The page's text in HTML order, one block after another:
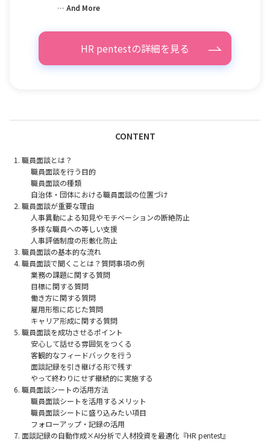
… And More
HR pentestの詳細を見る
CONTENT
職員面談とは？
職員面談を行う目的
職員面談の種類
自治体・団体における職員面談の位置づけ
職員面談が重要な理由
人事異動による知見やモチベーションの断絶防止
多様な職員への等しい支援
人事評価制度の形骸化防止
職員面談の基本的な流れ
職員面談で聞くことは？質問事項の例
業務の課題に関する質問
目標に関する質問
働き方に関する質問
雇用形態に応じた質問
キャリア形成に関する質問
職員面談を成功させるポイント
安心して話せる雰囲気をつくる
客観的なフィードバックを行う
面談記録を引き継げる形で残す
やって終わりにせず継続的に実施する
職員面談シートの活用方法
職員面談シートを活用するメリット
職員面談シートに盛り込みたい項目
フォローアップ・記録の活用
面談記録の自動作成×AI分析で人材投資を最適化『HR pentest』